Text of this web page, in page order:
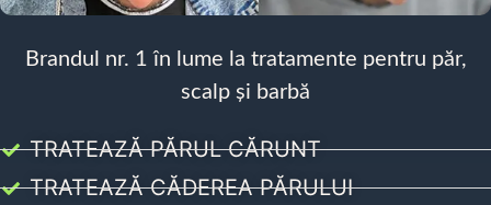
Brandul nr. 1 în lume la tratamente pentru păr,
scalp și barbă
TRATEAZĂ PĂRUL CĂRUNT
TRATEAZĂ CĂDEREA PĂRULUI